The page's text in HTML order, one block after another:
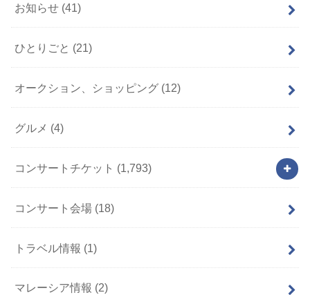
お知らせ (41)
ひとりごと (21)
オークション、ショッピング (12)
グルメ (4)
コンサートチケット (1,793)
コンサート会場 (18)
トラベル情報 (1)
マレーシア情報 (2)